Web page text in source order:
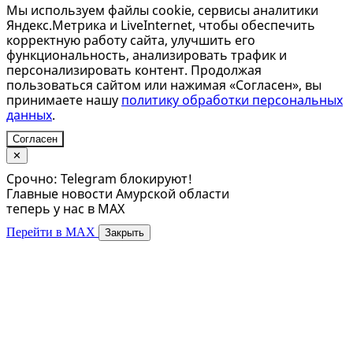
Мы используем файлы cookie, сервисы аналитики
Яндекс.Метрика и LiveInternet, чтобы обеспечить
корректную работу сайта, улучшить его
функциональность, анализировать трафик и
персонализировать контент. Продолжая
пользоваться сайтом или нажимая «Согласен», вы
принимаете нашу политику обработки персональных
данных.
Согласен
✕
Срочно: Telegram блокируют!
Главные новости Амурской области
теперь у нас в MAX
Перейти в MAX Закрыть